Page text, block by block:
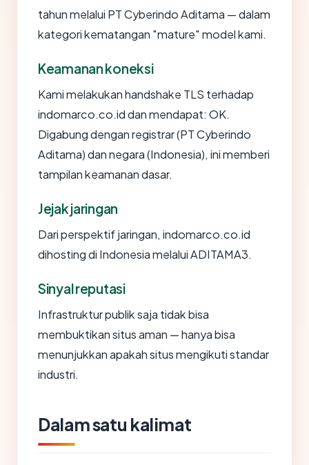
tahun melalui PT Cyberindo Aditama — dalam
kategori kematangan "mature" model kami.
Keamanan koneksi
Kami melakukan handshake TLS terhadap
indomarco.co.id dan mendapat: OK.
Digabung dengan registrar (PT Cyberindo
Aditama) dan negara (Indonesia), ini memberi
tampilan keamanan dasar.
Jejak jaringan
Dari perspektif jaringan, indomarco.co.id
dihosting di Indonesia melalui ADITAMA3.
Sinyal reputasi
Infrastruktur publik saja tidak bisa
membuktikan situs aman — hanya bisa
menunjukkan apakah situs mengikuti standar
industri.
Dalam satu kalimat